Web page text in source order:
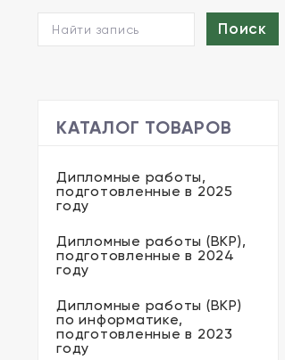
КАТАЛОГ ТОВАРОВ
Дипломные работы,
подготовленные в 2025
году
Дипломные работы (ВКР),
подготовленные в 2024
году
Дипломные работы (ВКР)
по информатике,
подготовленные в 2023
году